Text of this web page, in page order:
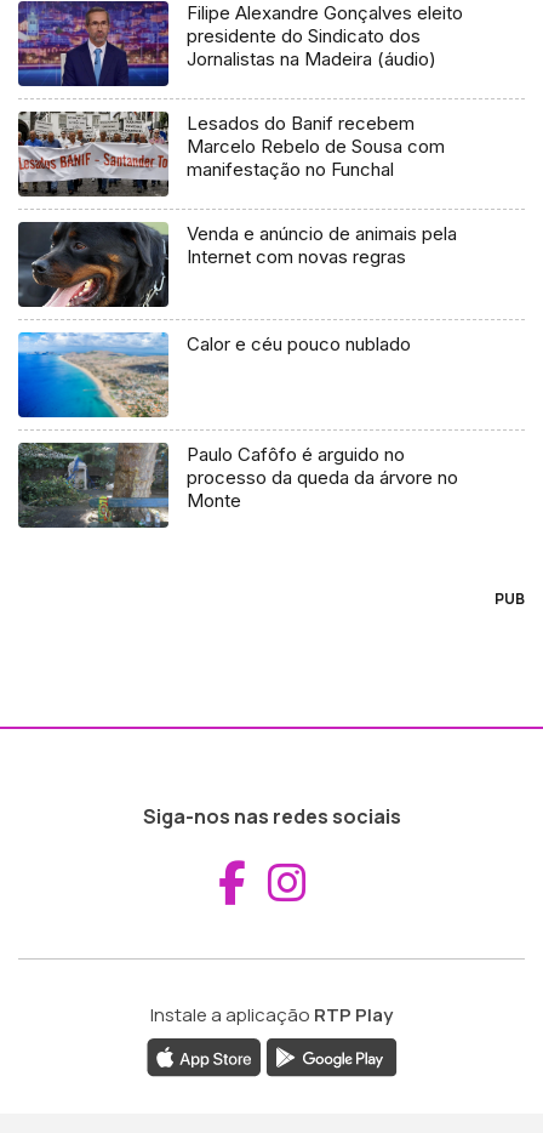
Filipe Alexandre Gonçalves eleito
presidente do Sindicato dos
Jornalistas na Madeira (áudio)
Lesados do Banif recebem
Marcelo Rebelo de Sousa com
manifestação no Funchal
Venda e anúncio de animais pela
Internet com novas regras
Calor e céu pouco nublado
Paulo Cafôfo é arguido no
processo da queda da árvore no
Monte
PUB
Siga-nos nas redes sociais
Aceder ao
Instale a aplicação RTP Play